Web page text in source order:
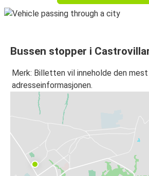
Bussen stopper i
Merk: Billetten vil inneholde den
adresseinformasjonen.